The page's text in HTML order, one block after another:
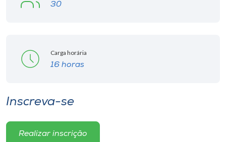
30
Carga horária
16 horas
Inscreva-se
Realizar inscrição